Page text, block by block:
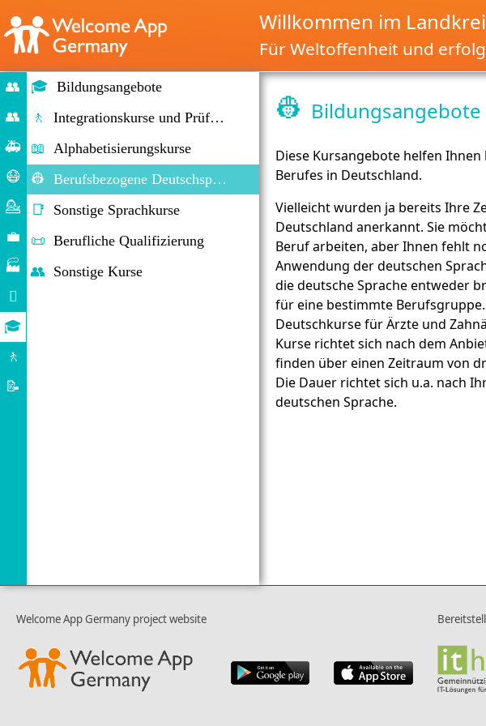
Willkommen im
Für Weltoffenheit und
👥
Start
👥
Migration
&
Immigration
🚑
Notfälle
😷
Corona-
💁
Beratung
💼
Arbeitsmarkt
🏭
Unternehmen

Alltag
🎓
Bildungsangebote
🚶
Asyl-
📝
🎓 Bildungsangebote
🚶
Integrationskurse und Prüfungen
📖 Alphabetisierungskurse
👷
Berufsbezogene Deutschsprachförderung
📑
Sonstige Sprachkurse
📜 Berufliche Qualifizierung
👥 Sonstige Kurse
👷
Diese Kursangebote helfen
Berufes in Deutschland.
Vielleicht wurden ja bereits Ihre
Deutschland anerkannt. Sie
Beruf arbeiten, aber Ihnen fehlt
Anwendung der deutschen
die deutsche Sprache entweder
für eine bestimmte
Deutschkurse für Ärzte und
Kurse richtet sich nach dem
finden über einen Zeitraum von
Die Dauer richtet sich u.a. nach
deutschen Sprache.
Welcome App Germany project website